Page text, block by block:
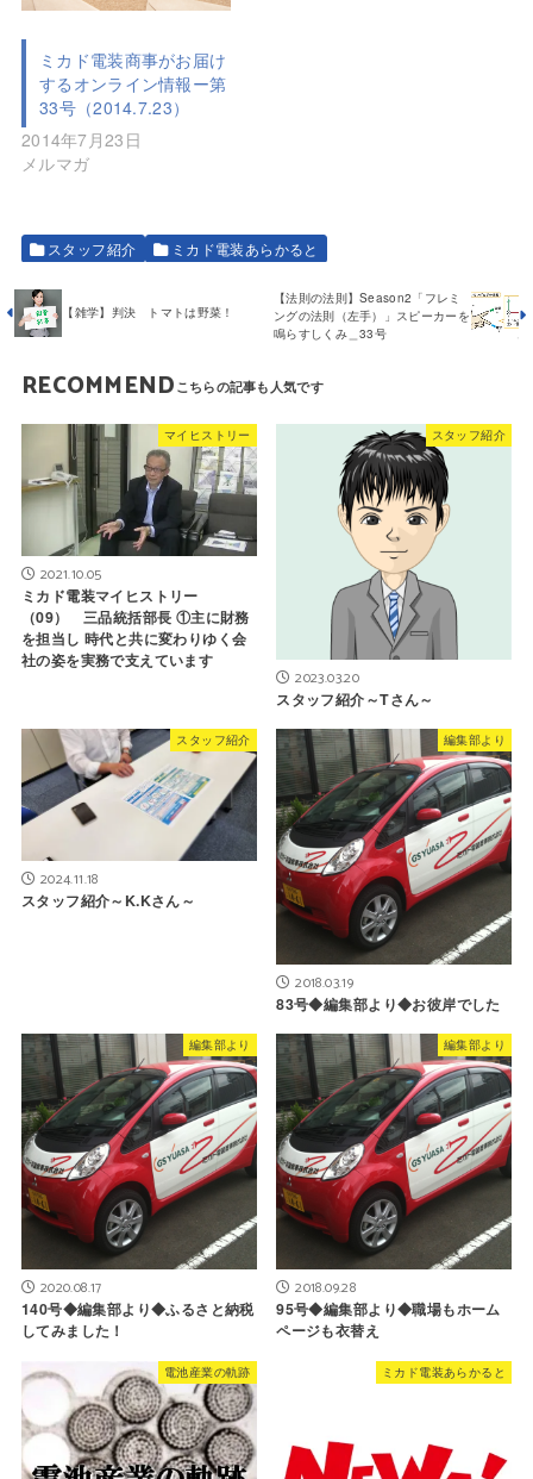
ミカド電装商事がお届け
するオンライン情報ー第
33号（2014.7.23）
2014年7月23日
メルマガ
スタッフ紹介 ミカド電装あらかると
【法則の法則】Season2「フレミ
ングの法則（左手）」スピーカーを
鳴らすしくみ＿33号
【雑学】判決 トマトは野菜！
RECOMMEND
マイヒストリー
2021.10.05
ミカド電装マイヒストリー
（09） 三品統括部長 ①主に財務
を担当し 時代と共に変わりゆく会
社の姿を実務で支えています
スタッフ紹介
2023.03.20
スタッフ紹介～Tさん～
スタッフ紹介
2024.11.18
スタッフ紹介～K.Kさん～
編集部より
2018.03.19
83号◆編集部より◆お彼岸でした
編集部より
2020.08.17
140号◆編集部より◆ふるさと納税
してみました！
編集部より
2018.09.28
95号◆編集部より◆職場もホーム
ページも衣替え
電池産業の軌跡 ミカド電装あらかると